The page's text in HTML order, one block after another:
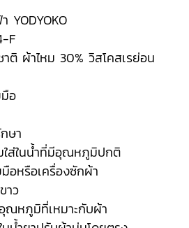
F
าติ ผ้าไหม 30% วิสโคสเรย่อน
อ
ษา
ใส่ในน้ำที่มีอุณหภูมิปกติ
อหรือเครื่องซักผ้า
าว
ณหภูมิที่เหมาะกับผ้า